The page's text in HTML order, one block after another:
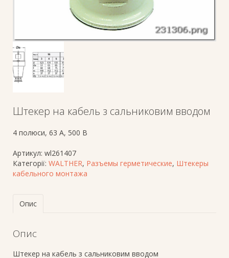
Штекер на кабель з сальниковим вводом
4 полюси, 63 A, 500 В
Артикул: wl261407
Категорії: WALTHER, Разъемы герметические, Штекеры
кабельного монтажа
Опис
Опис
Штекер на кабель з сальниковим вводом